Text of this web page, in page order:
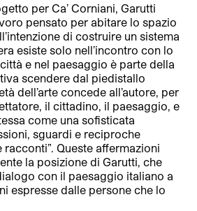
per Ca’ Corniani, Garutti
pensato per abitare lo spazio
di costruire un sistema
esiste solo nell’incontro con lo
e nel paesaggio è parte della
scendere dal piedistallo
dell’arte concede all’autore, per
il cittadino, il paesaggio, e
come una sofisticata
sguardi e reciproche
Queste affermazioni
la posizione di Garutti, che
con il paesaggio italiano a
espresse dalle persone che lo